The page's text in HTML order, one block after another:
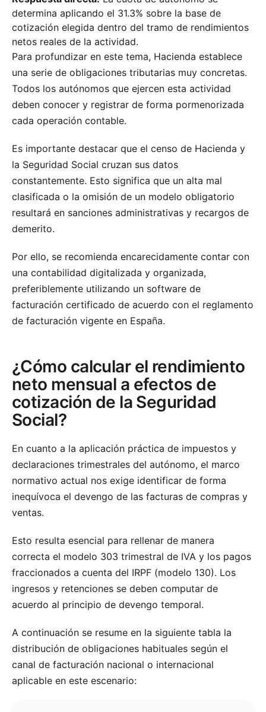
determina aplicando el 31.3% sobre la base de
cotización elegida dentro del tramo de rendimientos
netos reales de la actividad.
Para profundizar en este tema, Hacienda establece
una serie de obligaciones tributarias muy concretas.
Todos los autónomos que ejercen esta actividad
deben conocer y registrar de forma pormenorizada
cada operación contable.
Es importante destacar que el censo de Hacienda y
la Seguridad Social cruzan sus datos
constantemente. Esto significa que un alta mal
clasificada o la omisión de un modelo obligatorio
resultará en sanciones administrativas y recargos de
demerito.
Por ello, se recomienda encarecidamente contar con
una contabilidad digitalizada y organizada,
preferiblemente utilizando un software de
facturación certificado de acuerdo con el reglamento
de facturación vigente en España.
¿Cómo calcular el rendimiento
neto mensual a efectos de
cotización de la Seguridad
Social?
En cuanto a la aplicación práctica de impuestos y
declaraciones trimestrales del autónomo, el marco
normativo actual nos exige identificar de forma
inequívoca el devengo de las facturas de compras y
ventas.
Esto resulta esencial para rellenar de manera
correcta el modelo 303 trimestral de IVA y los pagos
fraccionados a cuenta del IRPF (modelo 130). Los
ingresos y retenciones se deben computar de
acuerdo al principio de devengo temporal.
A continuación se resume en la siguiente tabla la
distribución de obligaciones habituales según el
canal de facturación nacional o internacional
aplicable en este escenario: